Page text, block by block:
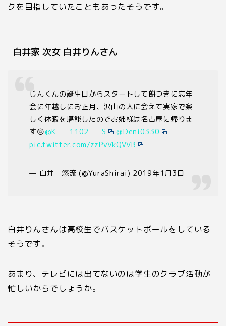
クを目指していたこともあったそうです。
白井家 次女 白井りんさん
じんくんの誕生日からスタートして餅つきに忘年
会に年越しにお正月、沢山の人に会えて実家で楽
しく休暇を堪能したのでお姉様は名古屋に帰りま
す😔@K___1102___S
@Deni0330
pic.twitter.com/zzPvVkQVVB
— 白井 悠流 (@YuraShirai) 2019年1月3日
白井りんさんは高校生でバスケットボールをしている
そうです。
あまり、テレビには出てないのは学生のクラブ活動が
忙しいからでしょうか。